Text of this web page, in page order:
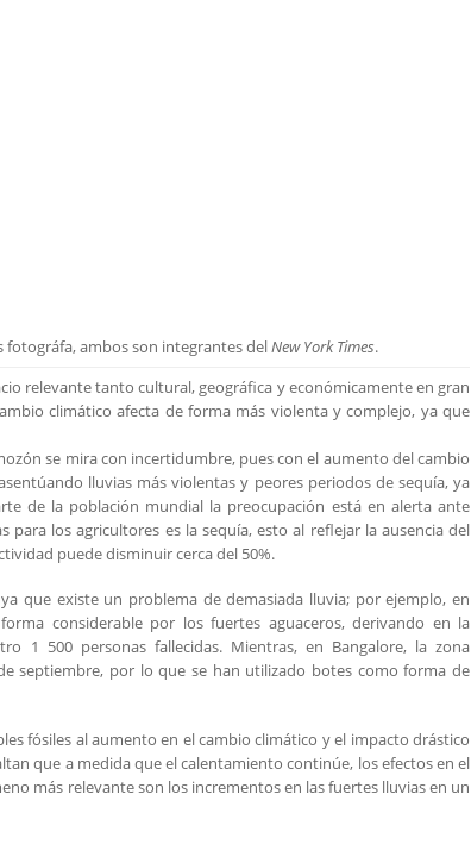
fotográfa, ambos son integrantes delNew York Times.
relevante tanto cultural, geográfica y económicamente en gran
climático afecta de forma más violenta y complejo, ya que
se mira con incertidumbre, pues con el aumento del cambio
lluvias más violentas y peores periodos de sequía, ya
de la población mundial la preocupación está en alerta ante
para los agricultores es la sequía, esto al reflejar la ausencia del
puede disminuir cerca del 50%.
que existe un problema de demasiada lluvia; por ejemplo, en
considerable por los fuertes aguaceros, derivando en la
1 500 personas fallecidas. Mientras, en Bangalore, la zona
septiembre, por lo que se han utilizado botes como forma de
fósiles al aumento en el cambio climático y el impacto drástico
que a medida que el calentamiento continúe, los efectos en el
más relevante son los incrementos en las fuertes lluvias en un